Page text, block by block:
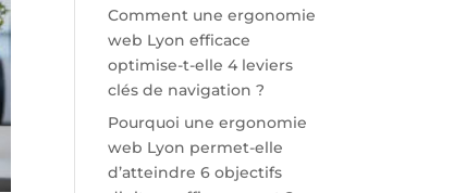
Comment une ergonomie
web Lyon efficace
optimise-t-elle 4 leviers
clés de navigation ?
Pourquoi une ergonomie
web Lyon permet-elle
d’atteindre 6 objectifs